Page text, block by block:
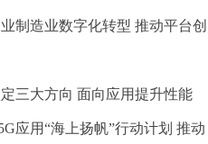
制造业数字化转型 推动平台创
三大方向 面向应用提升性能
应用“海上扬帆”行动计划 推动